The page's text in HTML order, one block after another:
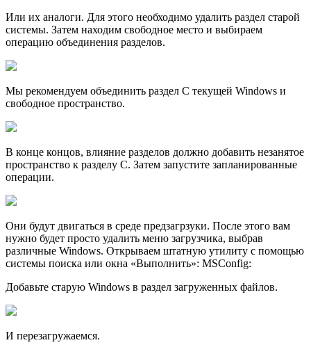
Или их аналоги. Для этого необходимо удалить раздел старой
системы. Затем находим свободное место и выбираем
операцию объединения разделов.
Мы рекомендуем объединить раздел С текущей Windows и
свободное пространство.
В конце концов, влияние рaзделов должно добавить незанятое
пространство к разделу С. Затем запустите запланированные
операции.
Они будут двигаться в среде предзагрзуки. После этого вам
нужно будет просто удалить меню загрузчика, выбрав
различные Windows. Открываем штатную утилиту с помощью
системы поиска или окна «Выполнить»: MSConfig:
Добавьте старую Windows в раздел загруженных файлов.
И перезагружаемся.